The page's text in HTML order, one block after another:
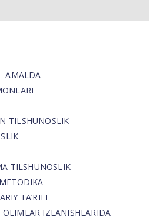
AMALDA
TILSHUNOSLIK
TILSHUNOSLIK
TA’RIFI
IZLANISHLARIDA